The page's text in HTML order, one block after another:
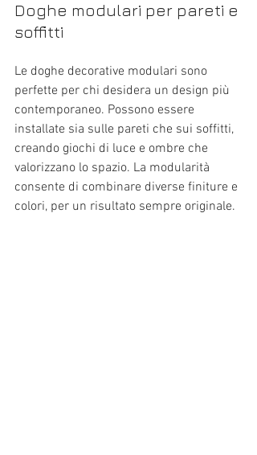
Doghe modulari per pareti e
soffitti
Le doghe decorative modulari sono
perfette per chi desidera un design più
contemporaneo. Possono essere
installate sia sulle pareti che sui soffitti,
creando giochi di luce e ombre che
valorizzano lo spazio. La modularità
consente di combinare diverse finiture e
colori, per un risultato sempre originale.